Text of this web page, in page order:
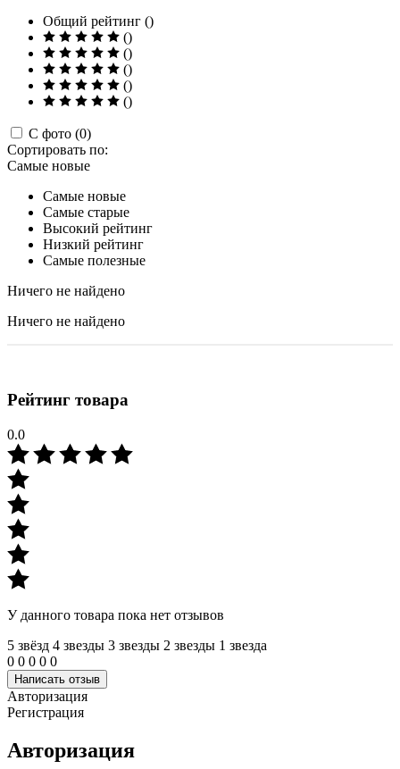
Общий рейтинг ()
()
()
()
()
()
С фото (0)
Сортировать по:
Самые новые
Самые новые
Самые старые
Высокий рейтинг
Низкий рейтинг
Самые полезные
Ничего не найдено
Ничего не найдено
Рейтинг товара
0.0
У данного товара пока нет отзывов
5 звёзд 4 звeзды 3 звeзды 2 звeзды 1 звeзда
0 0 0 0 0
Написать отзыв
Авторизация
Регистрация
Авторизация